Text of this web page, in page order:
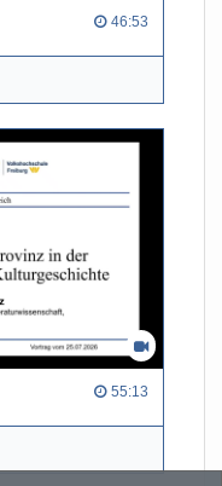
46:53
55:13